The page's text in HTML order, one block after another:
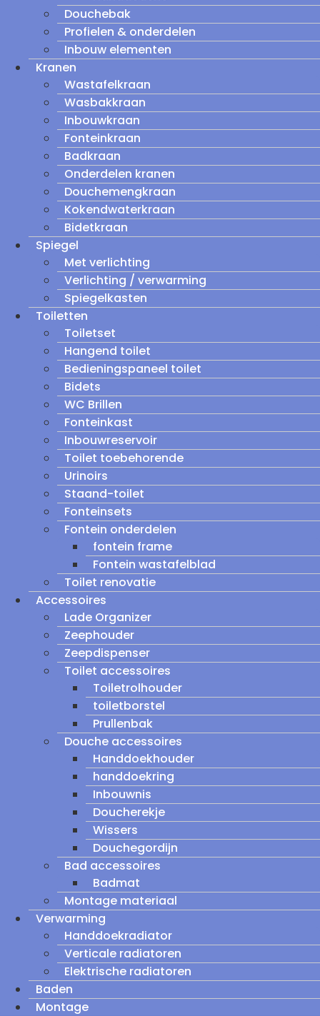
Douchebak
Profielen & onderdelen
Inbouw elementen
Kranen
Wastafelkraan
Wasbakkraan
Inbouwkraan
Fonteinkraan
Badkraan
Onderdelen kranen
Douchemengkraan
Kokendwaterkraan
Bidetkraan
Spiegel
Met verlichting
Verlichting / verwarming
Spiegelkasten
Toiletten
Toiletset
Hangend toilet
Bedieningspaneel toilet
Bidets
WC Brillen
Fonteinkast
Inbouwreservoir
Toilet toebehorende
Urinoirs
Staand-toilet
Fonteinsets
Fontein onderdelen
fontein frame
Fontein wastafelblad
Toilet renovatie
Accessoires
Lade Organizer
Zeephouder
Zeepdispenser
Toilet accessoires
Toiletrolhouder
toiletborstel
Prullenbak
Douche accessoires
Handdoekhouder
handdoekring
Inbouwnis
Doucherekje
Wissers
Douchegordijn
Bad accessoires
Badmat
Montage materiaal
Verwarming
Handdoekradiator
Verticale radiatoren
Elektrische radiatoren
Baden
Montage